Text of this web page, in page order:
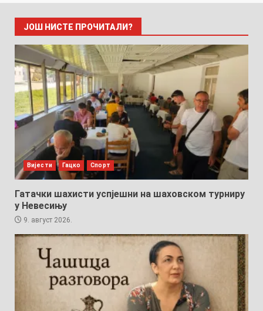
ЈОШ НИСТЕ ПРОЧИТАЛИ?
Вијести Гацко Спорт
Гатачки шахисти успјешни на шаховском турниру
у Невесињу
9. август 2026.